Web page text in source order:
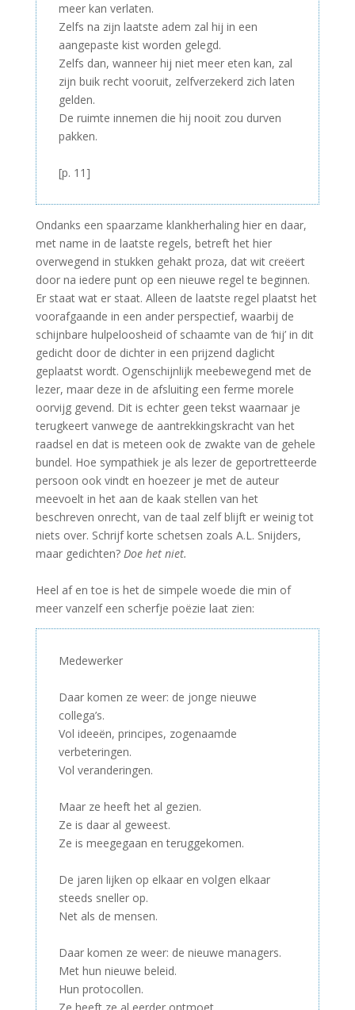
meer kan verlaten.
Zelfs na zijn laatste adem zal hij in een
aangepaste kist worden gelegd.
Zelfs dan, wanneer hij niet meer eten kan, zal
zijn buik recht vooruit, zelfverzekerd zich laten
gelden.
De ruimte innemen die hij nooit zou durven
pakken.
[p. 11]
Ondanks een spaarzame klankherhaling hier en daar,
met name in de laatste regels, betreft het hier
overwegend in stukken gehakt proza, dat wit creëert
door na iedere punt op een nieuwe regel te beginnen.
Er staat wat er staat. Alleen de laatste regel plaatst het
voorafgaande in een ander perspectief, waarbij de
schijnbare hulpeloosheid of schaamte van de ‘hij’ in dit
gedicht door de dichter in een prijzend daglicht
geplaatst wordt. Ogenschijnlijk meebewegend met de
lezer, maar deze in de afsluiting een ferme morele
oorvijg gevend. Dit is echter geen tekst waarnaar je
terugkeert vanwege de aantrekkingskracht van het
raadsel en dat is meteen ook de zwakte van de gehele
bundel. Hoe sympathiek je als lezer de geportretteerde
persoon ook vindt en hoezeer je met de auteur
meevoelt in het aan de kaak stellen van het
beschreven onrecht, van de taal zelf blijft er weinig tot
niets over. Schrijf korte schetsen zoals A.L. Snijders,
maar gedichten? Doe het niet.
Heel af en toe is het de simpele woede die min of
meer vanzelf een scherfje poëzie laat zien:
Medewerker
Daar komen ze weer: de jonge nieuwe
collega’s.
Vol ideeën, principes, zogenaamde
verbeteringen.
Vol veranderingen.
Maar ze heeft het al gezien.
Ze is daar al geweest.
Ze is meegegaan en teruggekomen.
De jaren lijken op elkaar en volgen elkaar
steeds sneller op.
Net als de mensen.
Daar komen ze weer: de nieuwe managers.
Met hun nieuwe beleid.
Hun protocollen.